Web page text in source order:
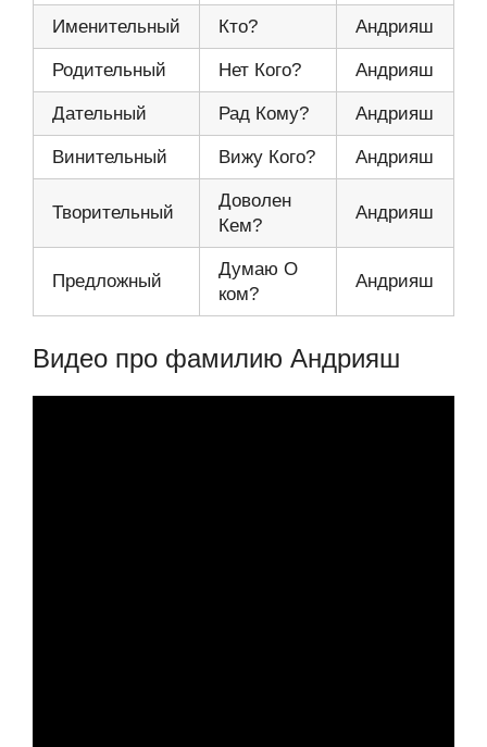
Именительный Кто? Андрияш
Родительный Нет Кого? Андрияш
Дательный Рад Кому? Андрияш
Винительный Вижу Кого? Андрияш
Творительный
Доволен
Кем?
Андрияш
Предложный
Думаю О
ком?
Андрияш
Видео про фамилию Андрияш